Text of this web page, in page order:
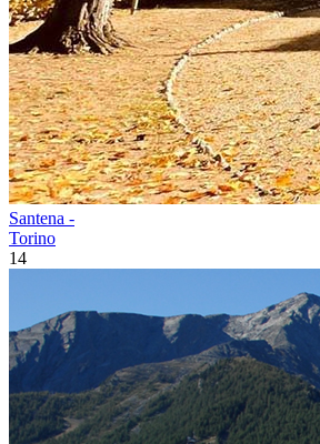
Santena -
Torino
14